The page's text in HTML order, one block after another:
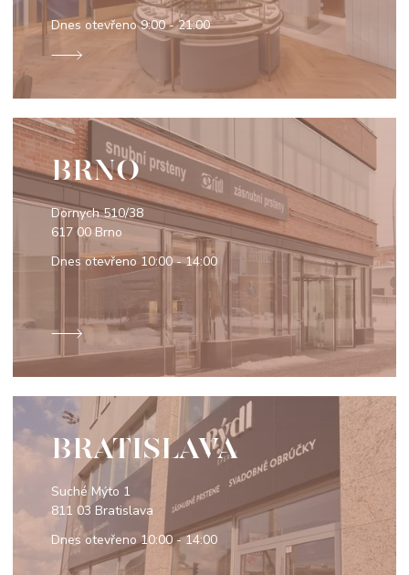
Dnes otevřeno9:00 - 21:00
BRNO
Dornych 510/38
617 00 Brno
Dnes otevřeno 10:00 - 14:00
BRATISLAVA
Suché Mýto 1
811 03 Bratislava
Dnes otevřeno10:00 - 14:00